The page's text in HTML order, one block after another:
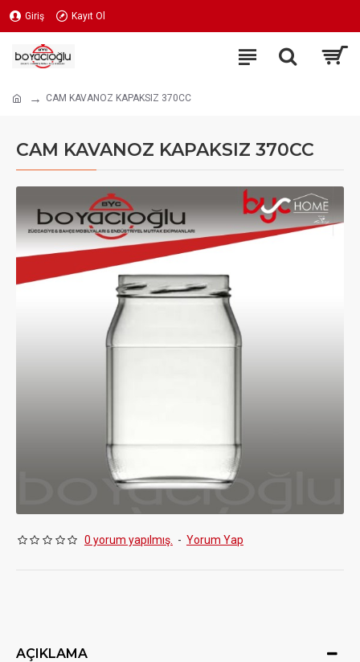
Giriş Kayıt Ol
CAM KAVANOZ KAPAKSIZ 370CC
CAM KAVANOZ KAPAKSIZ 370CC
0 yorum yapılmış. - Yorum Yap
AÇIKLAMA